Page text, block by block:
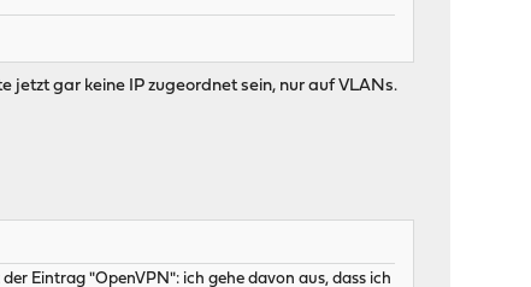
jetzt gar keine IP zugeordnet sein, nur auf VLANs.
Eintrag "OpenVPN": ich gehe davon aus, dass ich